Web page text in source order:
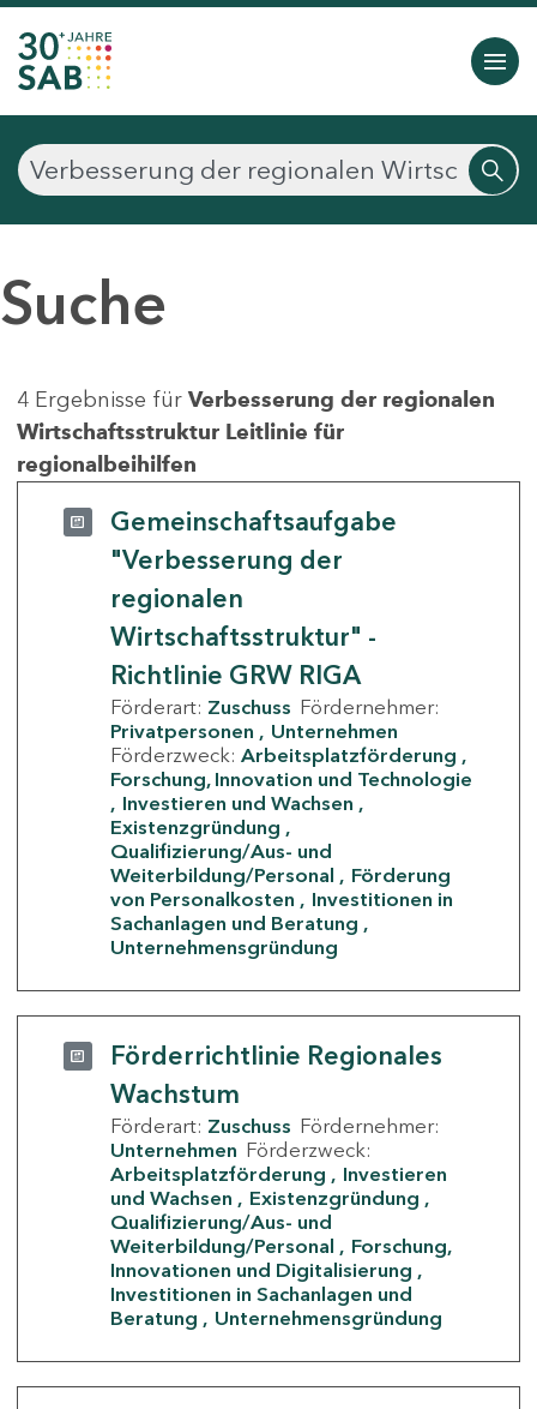
Suche
4 Ergebnisse für Verbesserung der regionalen
Wirtschaftsstruktur Leitlinie für
regionalbeihilfen
Gemeinschaftsaufgabe
"Verbesserung der
regionalen
Wirtschaftsstruktur" -
Richtlinie GRW RIGA
Förderart: Zuschuss Fördernehmer:
Privatpersonen
Unternehmen
Förderzweck: Arbeitsplatzförderung
Forschung, Innovation und Technologie
Investieren und Wachsen
Existenzgründung
Qualifizierung/Aus- und
Weiterbildung/Personal
Förderung
von Personalkosten
Investitionen in
Sachanlagen und Beratung
Unternehmensgründung
Förderrichtlinie Regionales
Wachstum
Förderart: Zuschuss Fördernehmer:
Unternehmen Förderzweck:
Arbeitsplatzförderung
Investieren
und Wachsen
Existenzgründung
Qualifizierung/Aus- und
Weiterbildung/Personal
Forschung,
Innovationen und Digitalisierung
Investitionen in Sachanlagen und
Beratung
Unternehmensgründung